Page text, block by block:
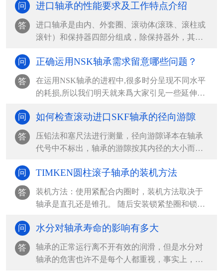
问 进口轴承的性能要求及工作特点介绍
答
进口轴承是由内、外套圈、滚动体(滚珠、滚柱或
滚针）和保持器四部分组成，除保持器外，其余
问 正确运用NSK轴承需求留意哪些问题？
答
在运用NSK轴承的进程中,很多时分呈现不同水平
的耗损,所以我们明天就来爲大家引见一些延伸
问 如何检查滚动进口SKF轴承的径向游隙
答
压铅法和塞尺法进行测量，径向游隙译本在轴承
代号中不标出，轴承的游隙按其内径的大小而不
问 TIMKEN圆柱滚子轴承的装机方法
答
装机方法：使用紧配合内圈时，装机方法取决于
轴承是直孔还是锥孔。 随后安装锁紧垫圈和锁紧
问 水分对轴承寿命的影响有多大
答
轴承的正常运行离不开有效的润滑，但是水分对
轴承的危害也许不是每个人都重视，事实上，水